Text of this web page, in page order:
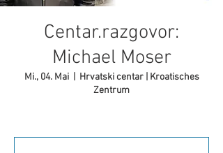
Centar.razgovor:
Michael Moser
Mi., 04. Mai
  |
Hrvatski centar | Kroatisches
Zentrum